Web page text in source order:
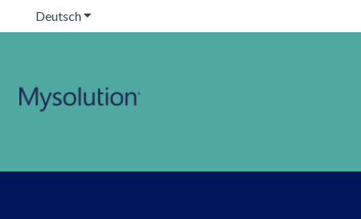
DeutschUntermenü für Übersetzungen anzeigen